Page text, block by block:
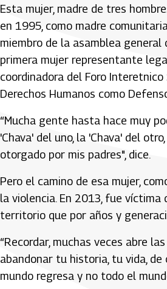
Esta mujer, madre de tres
en 1995, como madre
miembro de la asamblea general
primera mujer representante
coordinadora del Foro
Derechos Humanos como
“Mucha gente hasta hace muy
'Chava' del uno, la 'Chava' del
otorgado por mis padres", dice.
Pero el camino de esa mujer,
la violencia. En 2013, fue
territorio que por años y
“Recordar, muchas veces abre
abandonar tu historia, tu vida,
mundo regresa y no todo el